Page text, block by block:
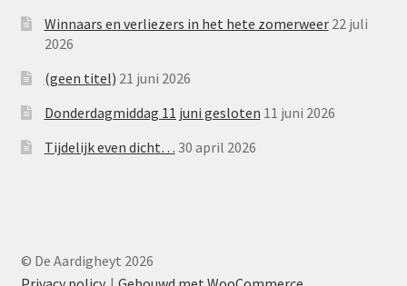
Winnaars en verliezers in het hete zomerweer 22 juli
2026
(geen titel) 21 juni 2026
Donderdagmiddag 11 juni gesloten 11 juni 2026
Tijdelijk even dicht… 30 april 2026
© De Aardigheyt 2026